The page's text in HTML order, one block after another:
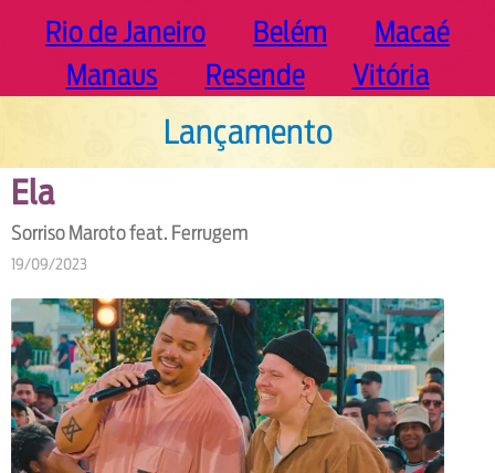
Rio de Janeiro Belém
Macaé
Manaus
Resende Vitória
Lançamento
Ela
Sorriso Maroto feat. Ferrugem
19/09/2023